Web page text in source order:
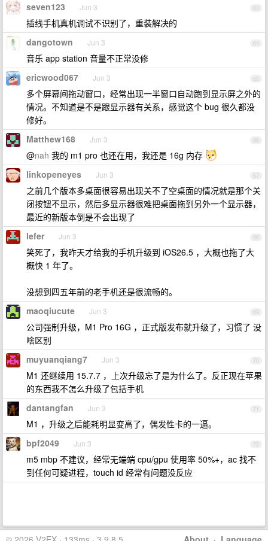
63
seven123 Jun 3
插线手机真机调试不识别了，重装解决的
64
dangotown Jun 3
音乐 app station 音量不正常没修
65
ericwood067 Jun 3
多个屏幕间拖动窗口，经常出现一半窗口自动跑到显示屏之外的
情况。不知道是不是跟显示器有关系，感觉这个 bug 很久都没
修好。
66
Matthew168 Jun 3
@nah 我的 m1 pro 也还在用，我还是 16g 内存
67
linkopeneyes Jun 3
之前几个版本多桌面很容易出现关不了空桌面的情况就是那个关
闭按钮不显示，然后多显示器很难把桌面拖到另外一个显示器，
最近的新版本倒是不会出现了
68
lefer Jun 3
笑死了，我昨天才给我的手机升级到 iOS26.5 ，大概也拖了大
概快 1 年了。
没想到四五年前的老手机还是很流畅的。
69
maoqiucute Jun 3
公司强制升级，M1 Pro 16G ，正式版发布就升级了，习惯了 没
啥区别
70
muyuanqiang7 Jun 3
M1 还继续用 15.7.7 ，上次升级忘了是为什么了。反正现在苹果
的东西我不怎么升级了包括手机
71
dantangfan Jun 3
M1 ，升级之后能耗明显变高了，偶发性卡的一逼。
72
bpf2049 Jun 3
m5 mbp 不建议，经常无端端 cpu/gpu 使用率 50%+，ac 找不
到任何可疑进程，touch id 经常有问题没反应